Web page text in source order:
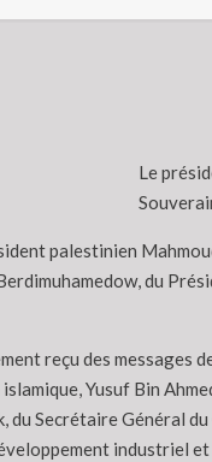
Le
palestinien
du
reçu des messages
Yusuf Bin
du Secrétaire Général
industriel